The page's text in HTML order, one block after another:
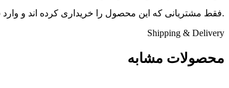
.فقط مشتریانی که این محصول را خریداری کرده اند و وارد
Shipping & Delivery
محصولات مشابه